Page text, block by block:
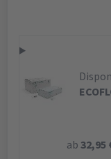
ab 32,95